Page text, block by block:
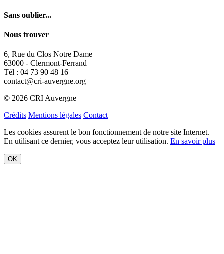
Sans oublier...
Nous trouver
6, Rue du Clos Notre Dame
63000 - Clermont-Ferrand
Tél : 04 73 90 48 16
contact@cri-auvergne.org
© 2026 CRI Auvergne
Crédits Mentions légales Contact
Les cookies assurent le bon fonctionnement de notre site Internet.
En utilisant ce dernier, vous acceptez leur utilisation. En savoir plus
OK